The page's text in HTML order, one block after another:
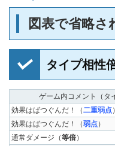
図表で省略さ
タイプ相性
ゲーム内コメント（タ
効果はばつぐんだ！（二重弱点）
効果はばつぐんだ！（弱点）
通常ダメージ（等倍）